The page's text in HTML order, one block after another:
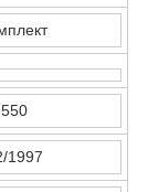
550
1997